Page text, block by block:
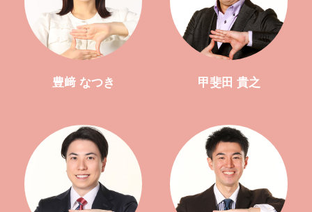
豊﨑 なつき 甲斐田 貴之